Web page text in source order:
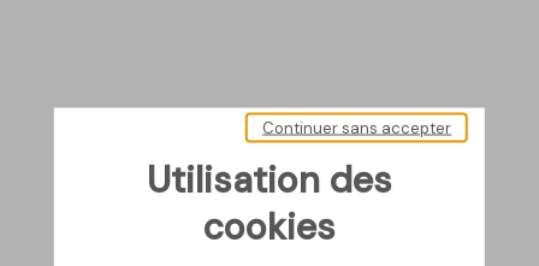
Utilisation des
cookies
Continuer sans accepter